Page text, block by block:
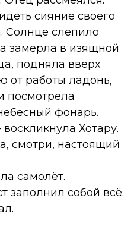
сияние своего
Солнце слепило
замерла в изящной
подняла вверх
от работы ладонь,
посмотрела
фонарь.
Хотару.
смотри, настоящий
самолёт.
заполнил собой всё.